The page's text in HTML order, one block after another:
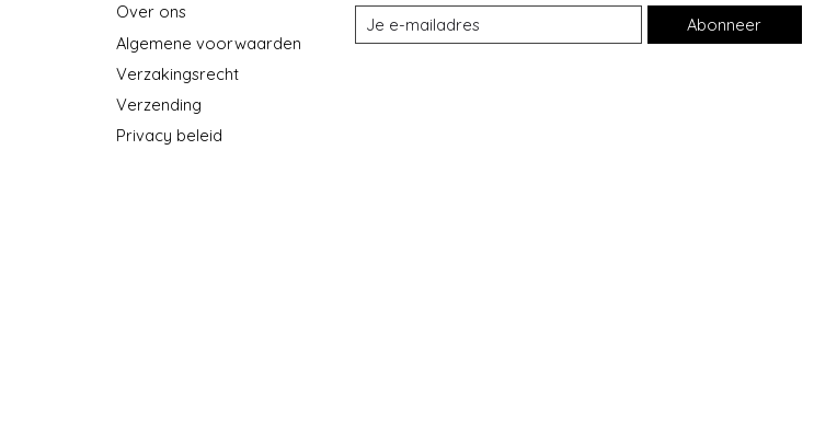
Over ons
Algemene voorwaarden
Verzakingsrecht
Verzending
Privacy beleid
Abonneer